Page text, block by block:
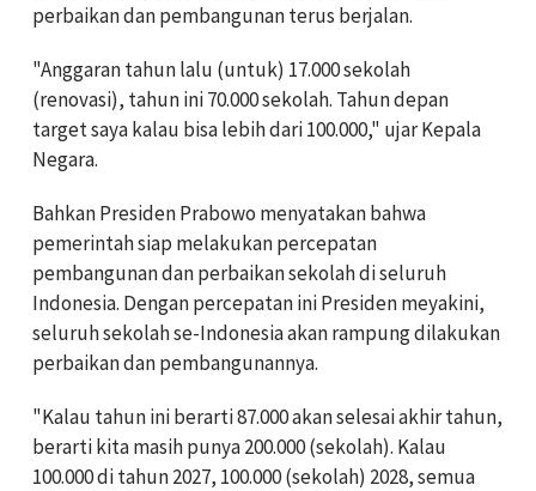
perbaikan dan pembangunan terus berjalan.
"Anggaran tahun lalu (untuk) 17.000 sekolah
(renovasi), tahun ini 70.000 sekolah. Tahun depan
target saya kalau bisa lebih dari 100.000," ujar Kepala
Negara.
Bahkan Presiden Prabowo menyatakan bahwa
pemerintah siap melakukan percepatan
pembangunan dan perbaikan sekolah di seluruh
Indonesia. Dengan percepatan ini Presiden meyakini,
seluruh sekolah se-Indonesia akan rampung dilakukan
perbaikan dan pembangunannya.
"Kalau tahun ini berarti 87.000 akan selesai akhir tahun,
berarti kita masih punya 200.000 (sekolah). Kalau
100.000 di tahun 2027, 100.000 (sekolah) 2028, semua